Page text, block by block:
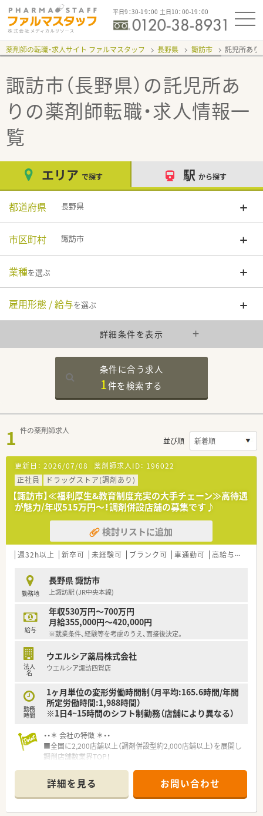
平日9：30-19：00 土日10：00-19：00
薬剤師の転職・求人サイト ファルマスタッフ 長野県 諏訪市 託児所あり
諏訪市（長野県）の託児所あ
り の薬剤師転職・求人情報一
覧
エリア で探す 駅 から探す
都道府県 長野県
市区町村 諏訪市
業種を選ぶ
雇用形態 / 給与を選ぶ
詳細条件を表示
条件に合う求人
1件を検索する
1 件の薬剤師求人
並び順
更新日： 2026/07/08 薬剤師求人ID： 196022
正社員
ドラッグストア(調剤あり)
【諏訪市】≪福利厚生&教育制度充実の大手チェーン≫高待遇
が魅力/年収515万円～！調剤併設店舗の募集です♪
検討リストに追加
週32h以上 新卒可 未経験可 ブランク可 車通勤可 高給与(600万円以上)
勤務地
長野県 諏訪市
上諏訪駅 (JR中央本線)
給与
年収530万円～700万円
月給355,000円～420,000円
※就業条件、経験等を考慮のうえ、面接後決定。
法人
名
ウエルシア薬局株式会社
ウエルシア諏訪四賀店
勤務
時間
1ヶ月単位の変形労働時間制（月平均:165.6時間/年間
所定労働時間:1,988時間）
※1日4~15時間のシフト制勤務（店舗により異なる）
・・＊ 会社の特徴 ＊・・
■全国に2,200店舗以上（調剤併設型約2,000店舗以上）を展開し
調剤店舗数業界TOP！
頑張り次第で高給与も可能！
■経験や勤務コースによりますが、経験の少ない方でも500万前
半スタートと業界TOP水準！
■職種や職域に合わせ、豊富な社内研修や外部組織と連携した研
詳細を見る お問い合わせ